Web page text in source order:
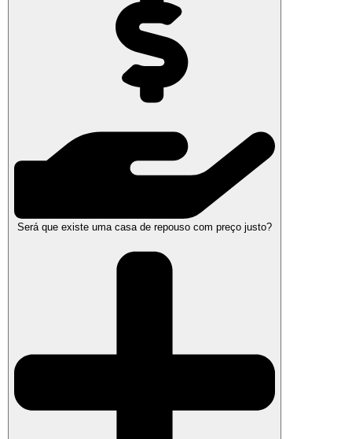
Será que existe uma casa de repouso com preço justo?